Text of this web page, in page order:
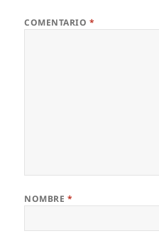
COMENTARIO *
NOMBRE *